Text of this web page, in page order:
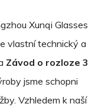
Xunqi Glasses
vlastní technický a
Závod o rozloze 3
jsme schopni
Vzhledem k naší